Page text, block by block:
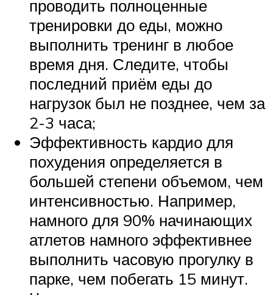
проводить полноценные
тренировки до еды, можно
выполнить тренинг в любое
время дня. Следите, чтобы
последний приём еды до
нагрузок был не позднее, чем за
2-3 часа;
Эффективность кардио для
похудения определяется в
большей степени объемом, чем
интенсивностью. Например,
намного для 90% начинающих
атлетов намного эффективнее
выполнить часовую прогулку в
парке, чем побегать 15 минут.